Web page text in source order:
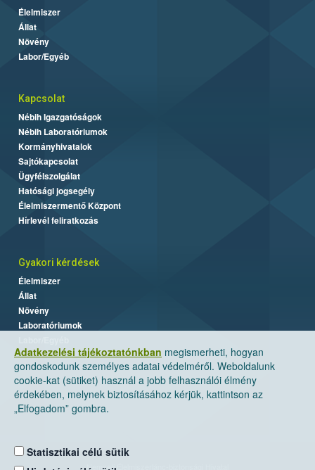
Adatkezelési tájékoztatónkban megismerheti, hogyan
gondoskodunk személyes adatai védelméről. Weboldalunk
cookie-kat (sütiket) használ a jobb felhasználói élmény
érdekében, melynek biztosításához kérjük, kattintson az
„Elfogadom” gombra.
Statisztikai célú sütik
Élelmiszer
Állat
Növény
Labor/Egyéb
Kapcsolat
Nébih Igazgatóságok
Nébih Laboratóriumok
Kormányhivatalok
Sajtókapcsolat
Ügyfélszolgálat
Hatósági jogsegély
Élelmiszermentő Központ
Hírlevél feliratkozás
Gyakori kérdések
Élelmiszer
Állat
Növény
Laboratóriumok
Nemzeti Élelmiszerlánc-biztonsági Hivatal